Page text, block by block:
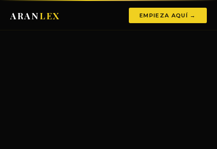
ARANLEX EMPIEZA AQUÍ →